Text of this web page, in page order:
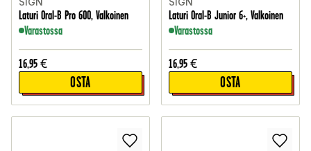
Laturi Oral-B Pro 600, Valkoinen
Varastossa
16,95 €
OSTA
Laturi Oral-B Junior 6+, Valkoinen
Varastossa
16,95 €
OSTA